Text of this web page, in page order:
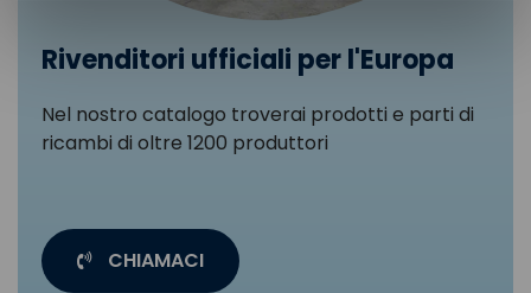
Rivenditori ufficiali per l'Europa
Nel nostro catalogo troverai prodotti e parti di
ricambi di oltre 1200 produttori
CHIAMACI